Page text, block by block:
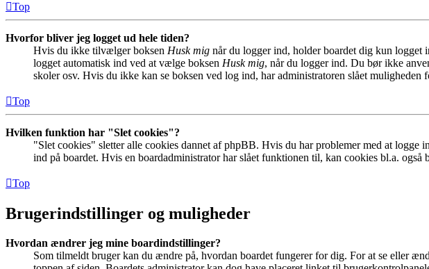
Top
Hvorfor bliver jeg logget ud hele tiden?
Hvis du ikke tilvælger boksen Husk mig når du logger ind, holder boardet dig kun
logget automatisk ind ved at vælge boksen Husk mig, når du logger ind. Du bør ikke
skoler osv. Hvis du ikke kan se boksen ved log ind, har administratoren slået muligheden
Top
Hvilken funktion har "Slet cookies"?
"Slet cookies" sletter alle cookies dannet af phpBB. Hvis du har problemer med at
ind på boardet. Hvis en boardadministrator har slået funktionen til, kan cookies bl.a.
Top
Brugerindstillinger og muligheder
Hvordan ændrer jeg mine boardindstillinger?
Som tilmeldt bruger kan du ændre på, hvordan boardet fungerer for dig. For at se eller